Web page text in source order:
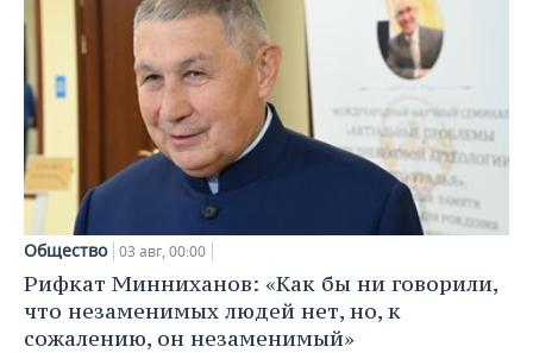
Общество 03 авг, 00:00
Рифкат Минниханов: «Как бы ни говорили,
что незаменимых людей нет, но, к
сожалению, он незаменимый»